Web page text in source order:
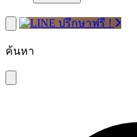
ปรึกษาฟรี !
ค้นหา